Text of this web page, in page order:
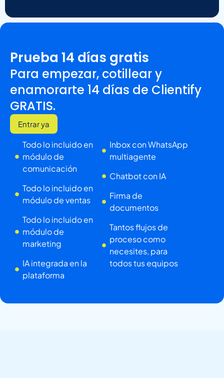
Prueba 14 días gratis
Para empezar, cotillear y
enamorarte 14 días de Clientify
GRATIS.
Entrar ya
Todo lo incluido en
módulo de
comunicación
Todo lo incluido en
módulo de ventas
Todo lo incluido en
módulo de
marketing
IA integrada en la
plataforma
Inbox con WhatsApp
multiagente
Chatbot con IA
Firma de
documentos
Tantos flujos de
proceso como
necesites, para
todos tus equipos